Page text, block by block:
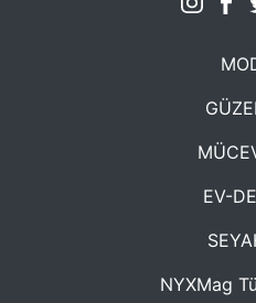
EV-
NYXMag